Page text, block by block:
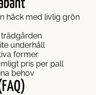
häck med livlig grön
underhåll
former
pris per pall
behov